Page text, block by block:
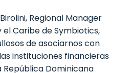
Regional Manager
Caribe de Symbiotics,
de asociarnos con
instituciones financieras
Dominicana